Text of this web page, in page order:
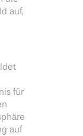
auf,
für
auf